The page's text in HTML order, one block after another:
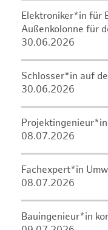
Elektroniker*in für
Außenkolonne für
30.06.2026
Schlosser*in auf
30.06.2026
08.07.2026
Fachexpert*in
08.07.2026
Bauingenieur*in